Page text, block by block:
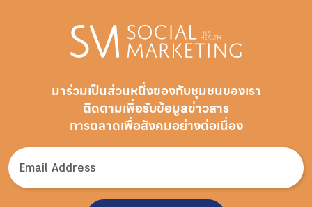
มาร่วมเป็นส่วนหนึ่งของกับชุมชนของเรา
ติดตามเพื่อรับข้อมูลข่าวสาร
การตลาดเพื่อสังคมอย่างต่อเนื่อง